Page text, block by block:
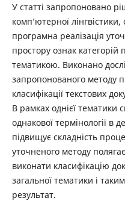
У статті запропоновано
комп’ютерної
програмна реалізація
простору ознак категорій
тематикою. Виконано
запропонованого методу
класифікації текстових
В рамках однієї тематики
однакової термінології в
підвищує складність
уточненого методу
виконати класифікацію
загальної тематики і
результат.